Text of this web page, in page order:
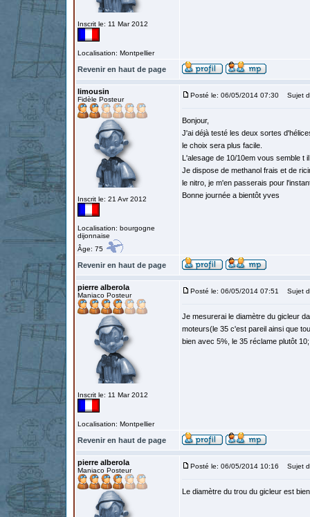
Inscrit le: 11 Mar 2012
Localisation: Montpellier
Revenir en haut de page
limousin
Fidèle Posteur
Inscrit le: 21 Avr 2012
Localisation: bourgogne
dijonnaise
Âge: 75
Posté le: 06/05/2014 07:30 Sujet
Bonjour,
J'ai déjà testé les deux sortes
le choix sera plus facile.
L'alesage de 10/10em vous semble t
Je dispose de methanol frais et de
le nitro, je m'en passerais pour
Bonne journée a bientôt yves
Revenir en haut de page
pierre alberola
Maniaco Posteur
Inscrit le: 11 Mar 2012
Localisation: Montpellier
Posté le: 06/05/2014 07:51 Sujet
Je mesurerai le diamètre du gicleur
moteurs(le 35 c'est pareil ainsi que
bien avec 5%, le 35 réclame plutôt
Revenir en haut de page
pierre alberola
Maniaco Posteur
Posté le: 06/05/2014 10:16 Sujet
Le diamètre du trou du gicleur est